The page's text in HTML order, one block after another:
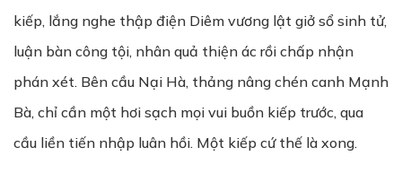
kiếp, lắng nghe thập điện Diêm vương lật giở sổ sinh tử,
luận bàn công tội, nhân quả thiện ác rồi chấp nhận
phán xét. Bên cầu Nại Hà, thảng nâng chén canh Mạnh
Bà, chỉ cần một hơi sạch mọi vui buồn kiếp trước, qua
cầu liền tiến nhập luân hồi. Một kiếp cứ thế là xong.